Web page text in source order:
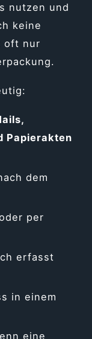
nutzen und
keine
oft nur
Papierakten
dem
per
erfasst
in einem
eine